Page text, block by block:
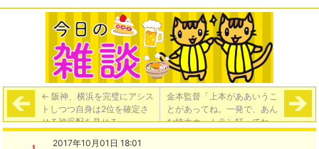
← 阪神、横浜を完璧にアシス
トしつつ自身は2位を確定さ
せる神采配を見せる
金本監督「上本がああいうこ
とがあってね。一発で、あん
な特大ホームラン打ってね。
今季一番格好いいホームラン
2017年10月01日 18:01